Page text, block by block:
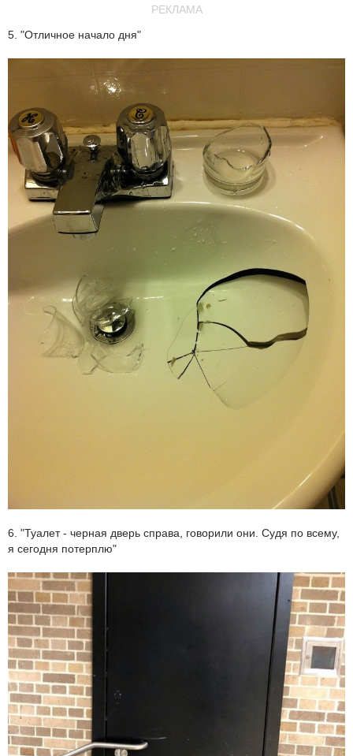
РЕКЛАМА
5. "Отличное начало дня"
6. "Туалет - черная дверь справа, говорили они. Судя по всему,
я сегодня потерплю"